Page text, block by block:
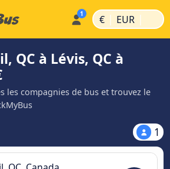
€ | EUR |
QC à Lévis, QC à
les compagnies de bus et trouvez le
1